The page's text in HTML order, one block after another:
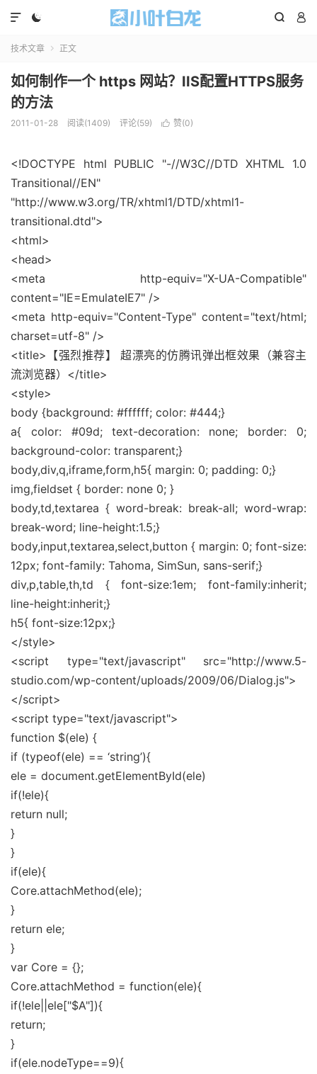
  

技术文章  正文
如何制作一个 https 网站？IIS配置HTTPS服务
的方法
2011-01-28 阅读(1409) 评论(59)  赞(0)
<!DOCTYPE html PUBLIC "-//W3C//DTD XHTML 1.0
Transitional//EN"
"http://www.w3.org/TR/xhtml1/DTD/xhtml1-
transitional.dtd">
<html>
<head>
<meta http-equiv="X-UA-Compatible"
content="IE=EmulateIE7" />
<meta http-equiv="Content-Type" content="text/html;
charset=utf-8" />
<title>【强烈推荐】 超漂亮的仿腾讯弹出框效果（兼容主
流浏览器）</title>
<style>
body {background: #ffffff; color: #444;}
a{ color: #09d; text-decoration: none; border: 0;
background-color: transparent;}
body,div,q,iframe,form,h5{ margin: 0; padding: 0;}
img,fieldset { border: none 0; }
body,td,textarea { word-break: break-all; word-wrap:
break-word; line-height:1.5;}
body,input,textarea,select,button { margin: 0; font-size:
12px; font-family: Tahoma, SimSun, sans-serif;}
div,p,table,th,td { font-size:1em; font-family:inherit;
line-height:inherit;}
h5{ font-size:12px;}
</style>
<script type="text/javascript" src="http://www.5-
studio.com/wp-content/uploads/2009/06/Dialog.js">
</script>
<script type="text/javascript">
function $(ele) {
if (typeof(ele) == ‘string’){
ele = document.getElementById(ele)
if(!ele){
return null;
}
}
if(ele){
Core.attachMethod(ele);
}
return ele;
}
var Core = {};
Core.attachMethod = function(ele){
if(!ele||ele["$A"]){
return;
}
if(ele.nodeType==9){